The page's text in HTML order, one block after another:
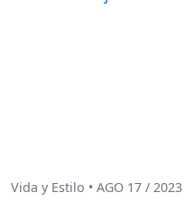
Vida y Estilo • AGO 17 / 2023